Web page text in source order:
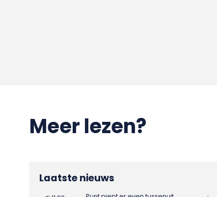
Meer lezen?
Laatste nieuws